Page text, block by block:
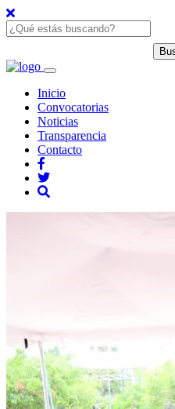
Inicio
Convocatorias
Noticias
Transparencia
Contacto